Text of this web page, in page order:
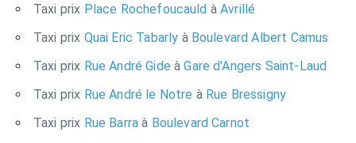
Taxi prix Place Rochefoucauld à Avrillé
Taxi prix Quai Eric Tabarly àBoulevard Albert Camus
Taxi prix Rue André Gideà Gare d'Angers Saint-Laud
Taxi prix Rue André le Notre àRue Bressigny
Taxi prix Rue Barraà Boulevard Carnot